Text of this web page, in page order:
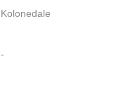
Kolonedale
-